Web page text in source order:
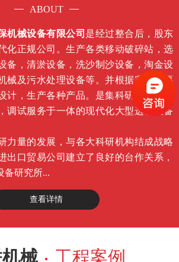
ABOUT
机械设备有限公司 是经过整合后，股东
化正规公司。生产各类移动破碎站，选
备，清淤设备，洗沙制沙设备，淘金设
械及污水处理设备等。并根据客户的要
计，生产各种产品。是集科研开发，工
调试服务于一体的现代化大型选矿设备
量的发展，与各大科研机构结成战略
出口贸易公司建立了良好的台作关系，
备研究所...
查看详情
械 工程案例